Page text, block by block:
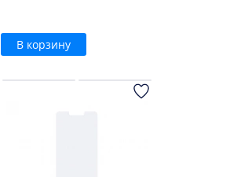
В корзину